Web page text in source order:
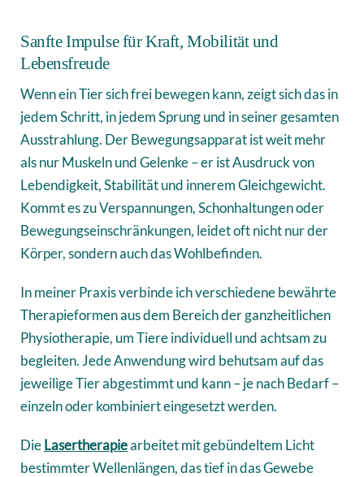
Sanfte Impulse für Kraft, Mobilität und
Lebensfreude
Wenn ein Tier sich frei bewegen kann, zeigt sich das in
jedem Schritt, in jedem Sprung und in seiner gesamten
Ausstrahlung. Der Bewegungsapparat ist weit mehr
als nur Muskeln und Gelenke – er ist Ausdruck von
Lebendigkeit, Stabilität und innerem Gleichgewicht.
Kommt es zu Verspannungen, Schonhaltungen oder
Bewegungseinschränkungen, leidet oft nicht nur der
Körper, sondern auch das Wohlbefinden.
In meiner Praxis verbinde ich verschiedene bewährte
Therapieformen aus dem Bereich der ganzheitlichen
Physiotherapie, um Tiere individuell und achtsam zu
begleiten. Jede Anwendung wird behutsam auf das
jeweilige Tier abgestimmt und kann – je nach Bedarf –
einzeln oder kombiniert eingesetzt werden.
DieLasertherapiearbeitet mit gebündeltem Licht
bestimmter Wellenlängen, das tief in das Gewebe